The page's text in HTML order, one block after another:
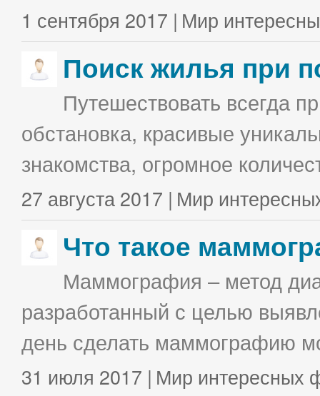
1 сентября 2017 | Мир
Поиск жилья при
Путешествовать всегда
обстановка, красивые
знакомства, огромное
27 августа 2017 | Мир
Что такое
Маммография – метод
разработанный с целью
день сделать маммографию
31 июля 2017 | Мир интересных